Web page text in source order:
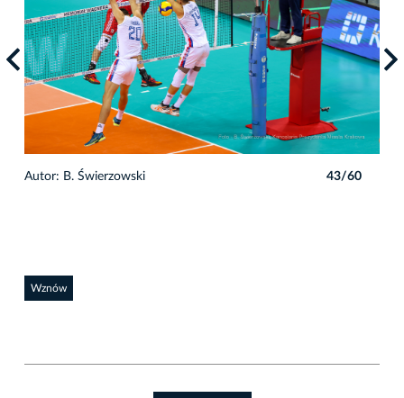
Autor: B. Świerzowski 43/60
Wznów